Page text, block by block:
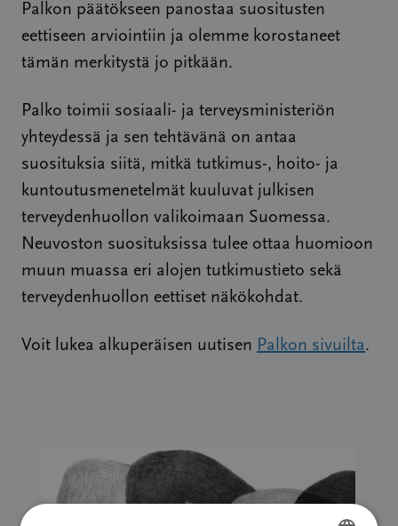
Palkon päätökseen panostaa suositusten
eettiseen arviointiin ja olemme korostaneet
tämän merkitystä jo pitkään.
Palko toimii sosiaali- ja terveysministeriön
yhteydessä ja sen tehtävänä on antaa
suosituksia siitä, mitkä tutkimus-, hoito- ja
kuntoutusmenetelmät kuuluvat julkisen
terveydenhuollon valikoimaan Suomessa.
Neuvoston suosituksissa tulee ottaa huomioon
muun muassa eri alojen tutkimustieto sekä
terveydenhuollon eettiset näkökohdat.
Voit lukea alkuperäisen uutisen Palkon sivuilta.